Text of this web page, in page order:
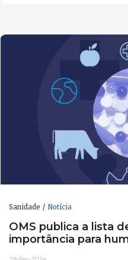
Sanidade Notícia
OMS publica a lista
importância para